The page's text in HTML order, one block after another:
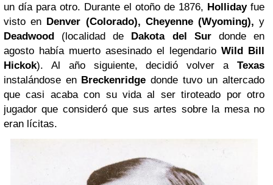
un día para otro. Durante el otoño de 1876, Hollidayfue
visto en Denver (Colorado), Cheyenne (Wyoming), y
Deadwood (localidad de Dakota del Surdonde en
agosto había muerto asesinado el legendario Wild Bill
Hickok). Al año siguiente, decidió volver a Texas
instalándose en Breckenridge donde tuvo un altercado
que casi acaba con su vida al ser tiroteado por otro
jugador que consideró que sus artes sobre la mesa no
eran lícitas.